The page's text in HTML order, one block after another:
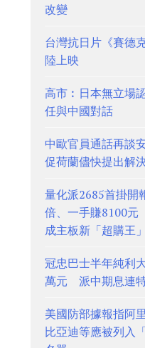
改變
台灣抗日片《賽德
陸上映
高市︰日本無立場
任與中國對話
中歐官員通話再談
促荷蘭儘快提出解
量化派2685首掛開
倍、一手賺8100元
成主板新「超購王」
冠忠巴士半年純利
萬元 派中期息連
美國防部據報指阿
比亞迪等應被列入